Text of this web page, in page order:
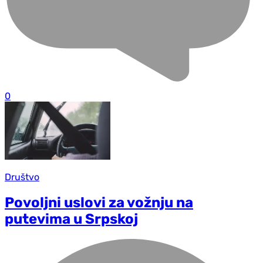
0
Društvo
Povoljni uslovi za vožnju na
putevima u Srpskoj